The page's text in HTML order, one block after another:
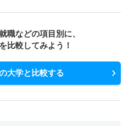
職などの項目別に、
比較してみよう！
大学と比較する